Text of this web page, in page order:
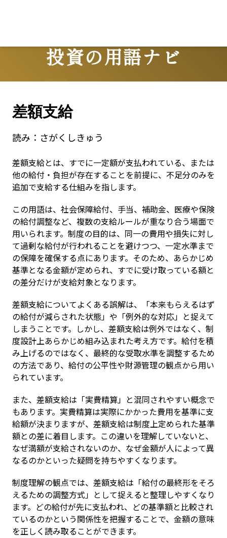
投資の用語ナビ
Terms
差額支給
読み： さがくしきゅう
差額支給とは、すでに一定額が支払われている、または
他の給付・負担が存在することを前提に、不足分のみを
追加で支給する仕組みを指します。
この用語は、社会保障給付、手当、補助金、医療や保険
の給付調整など、複数の支給ルールが重なり合う場面で
用いられます。制度の目的は、同一の費用や損失に対し
て過剰な給付が行われることを避けつつ、一定水準まで
の保障を確保する点にあります。そのため、あらかじめ
基準となる金額が定められ、すでに受け取っている額と
の差分だけが支給対象となります。
差額支給についてよくある誤解は、「本来もらえるはず
の給付が減らされた状態」や「例外的な対応」と捉えて
しまうことです。しかし、差額支給は例外ではなく、制
度設計上あらかじめ組み込まれた考え方です。給付を積
み上げるのではなく、最終的な受取水準を調整するため
の方法であり、給付の公平性や財源管理の観点から用い
られています。
また、差額支給は「実費精算」と混同されやすい概念で
もあります。実費精算は実際にかかった費用を基準に支
給額が決まりますが、差額支給は制度上定められた基準
額との差に着目します。この違いを理解していないと、
なぜ満額が支給されないのか、なぜ金額が人によって異
なるのかといった疑問を持ちやすくなります。
制度理解の観点では、差額支給は「給付の最終形をそろ
えるための調整方式」として捉えると整理しやすくなり
ます。どの給付が先に支払われ、どの基準額と比較され
ているのかという関係性を把握することで、金額の意味
を正しく読み取ることができます。